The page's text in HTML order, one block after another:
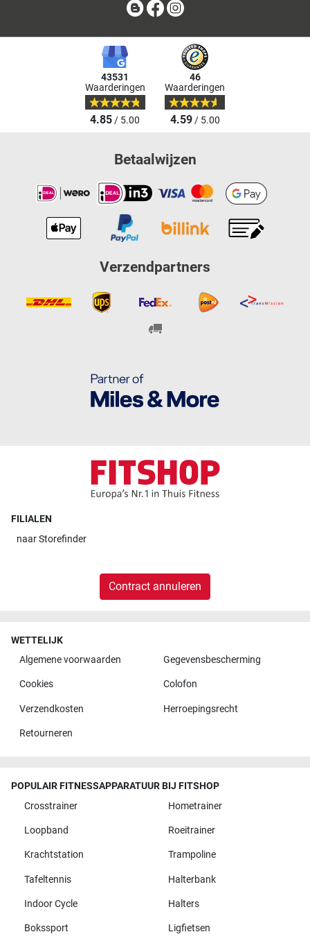
BlogFacebook
43531
Waarderingen
4.85/ 5.00
46
Waarderingen
4.59/ 5.00
Betaalwijzen
Verzendpartners
FILIALEN
naarStorefinder
Contract annuleren
WETTELIJK
Algemene voorwaarden
Gegevensbescherming
Cookies Colofon
Verzendkosten Herroepingsrecht
Retourneren
POPULAIR FITNESSAPPARATUUR BIJ FITSHOP
Crosstrainer
Hometrainer
Loopband Roeitrainer
Krachtstation Trampoline
Tafeltennis Halterbank
Indoor Cycle Halters
Bokssport Ligfietsen